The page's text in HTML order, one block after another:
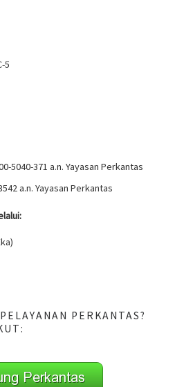
5
5040-371 a.n. Yayasan Perkantas
a.n. Yayasan Perkantas
PERKANTAS?